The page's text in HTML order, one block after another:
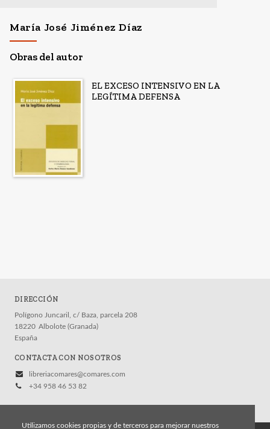
María José Jiménez Díaz
Obras del autor
EL EXCESO INTENSIVO EN LA
LEGÍTIMA DEFENSA
DIRECCIÓN
Polígono Juncaril, c/ Baza, parcela 208
18220 Albolote (Granada)
España
CONTACTA CON NOSOTROS
libreriacomares@comares.com
+34 958 46 53 82
Utilizamos cookies propias y de terceros para mejorar nuestros